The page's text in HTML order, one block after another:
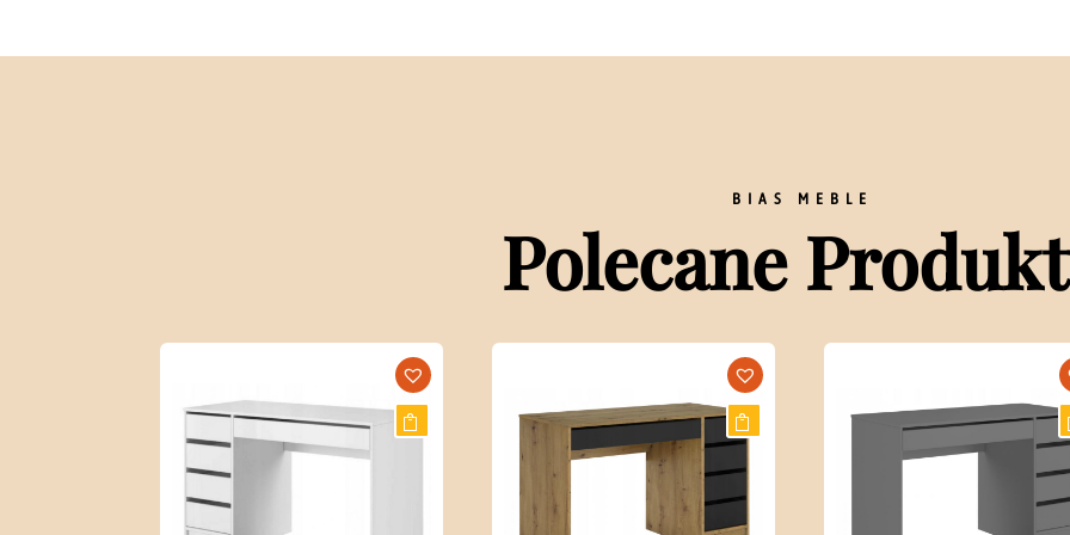
BIAS MEBLE
Polecane